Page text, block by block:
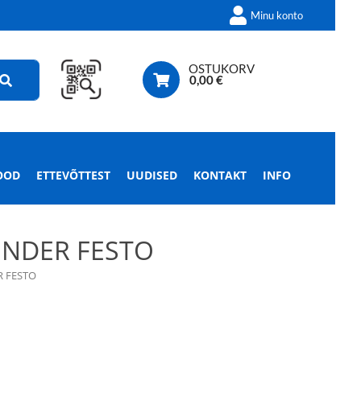
Minu konto
OSTUKORV
0,00€
ETTEVÕTTEST UUDISED KONTAKT INFO
FESTO
FESTO